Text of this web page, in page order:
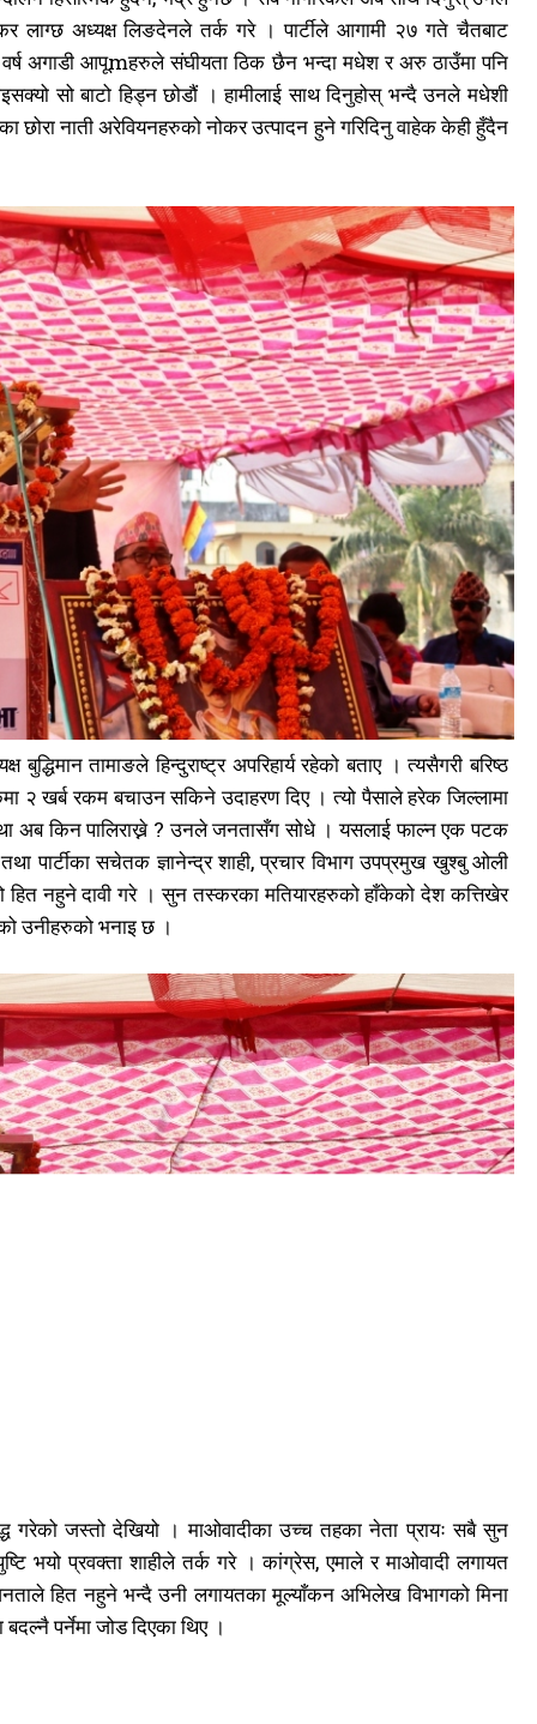
लाग्छ अध्यक्ष लिङदेनले तर्क गरे । पार्टीले आगामी २७ गते चैतबाट
वर्ष अगाडी आपूmहरुले संघीयता ठिक छैन भन्दा मधेश र अरु ठाउँमा पनि
सो बाटो हिड्न छोडौं । हामीलाई साथ दिनुहोस् भन्दै उनले मधेशी
नाती अरेवियनहरुको नोकर उत्पादन हुने गरिदिनु वाहेक केही हुँदैन
तामाङले हिन्दुराष्ट्र अपरिहार्य रहेको बताए । त्यसैगरी बरिष्ठ
२ खर्ब रकम बचाउन सकिने उदाहरण दिए । त्यो पैसाले हरेक जिल्लामा
अब किन पालिराख्ने ? उनले जनतासँग सोधे । यसलाई फाल्न एक पटक
पार्टीका सचेतक ज्ञानेन्द्र शाही, प्रचार विभाग उपप्रमुख खुश्बु ओली
हित नहुने दावी गरे । सुन तस्करका मतियारहरुको हाँकेको देश कत्तिखेर
उनीहरुको भनाइ छ ।
गरेको जस्तो देखियो । माओवादीका उच्च तहका नेता प्रायः सबै सुन
भयो प्रवक्ता शाहीले तर्क गरे । कांग्रेस, एमाले र माओवादी लगायत
हित नहुने भन्दै उनी लगायतका मूल्याँकन अभिलेख विभागको मिना
पर्नेमा जोड दिएका थिए ।